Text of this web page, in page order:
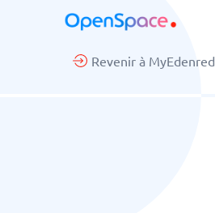
Revenir à MyEdenred